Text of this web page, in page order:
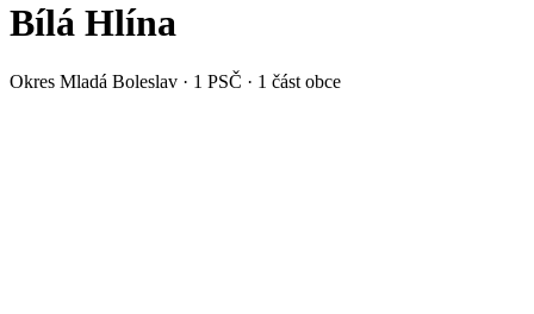
Bílá Hlína
Okres Mladá Boleslav · 1 PSČ · 1 část obce